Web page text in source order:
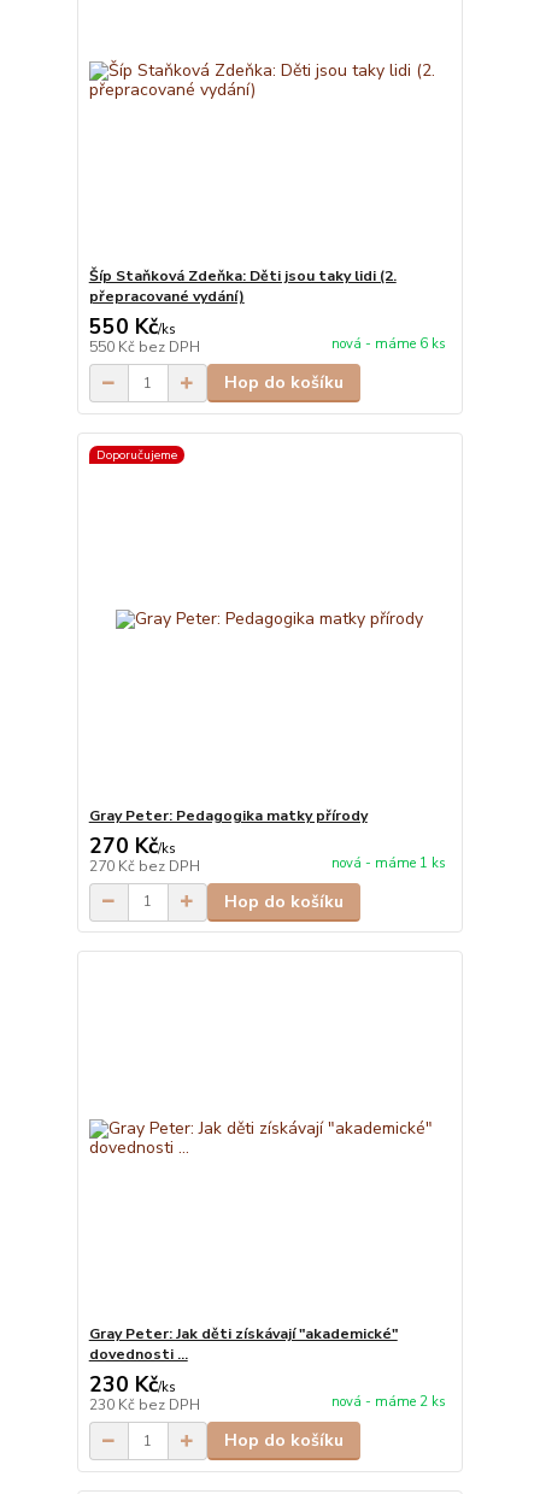
Šíp Staňková Zdeňka: Děti jsou taky lidi (2.
přepracované vydání)
550 Kč/ks
550 Kč bez DPH nová - máme 6 ks
Hop do košíku
Doporučujeme
Gray Peter: Pedagogika matky přírody
270 Kč/ks
270 Kč bez DPH nová - máme 1 ks
Hop do košíku
Gray Peter: Jak děti získávají "akademické"
dovednosti ...
230 Kč/ks
230 Kč bez DPH nová - máme 2 ks
Hop do košíku